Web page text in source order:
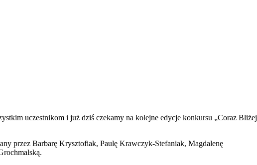
uczestnikom i już dziś czekamy na kolejne edycje konkursu „Coraz Bliżej
przez Barbarę Krysztofiak, Paulę Krawczyk-Stefaniak, Magdalenę